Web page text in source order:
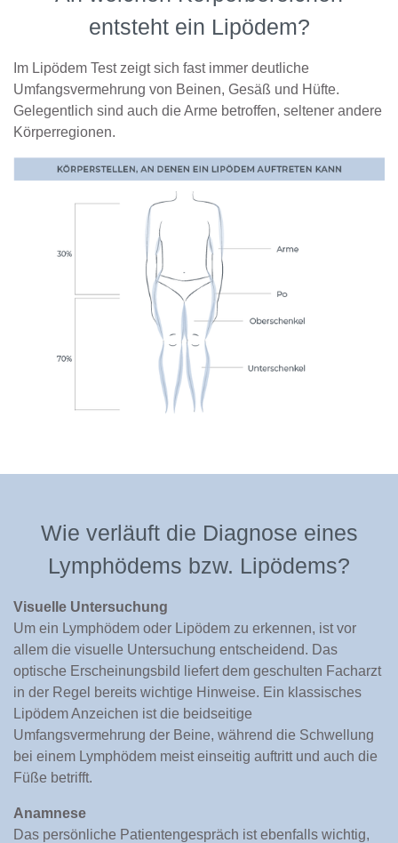
entsteht ein Lipödem?
Im Lipödem Test zeigt sich fast immer deutliche
Umfangsvermehrung von Beinen, Gesäß und Hüfte.
Gelegentlich sind auch die Arme betroffen, seltener andere
Körperregionen.
Wie verläuft die Diagnose eines
Lymphödems bzw. Lipödems?
Visuelle Untersuchung
Um ein Lymphödem oder Lipödem zu erkennen, ist vor
allem die visuelle Untersuchung entscheidend. Das
optische Erscheinungsbild liefert dem geschulten Facharzt
in der Regel bereits wichtige Hinweise. Ein klassisches
Lipödem Anzeichen ist die beidseitige
Umfangsvermehrung der Beine, während die Schwellung
bei einem Lymphödem meist einseitig auftritt und auch die
Füße betrifft.
Anamnese
Das persönliche Patientengespräch ist ebenfalls wichtig,